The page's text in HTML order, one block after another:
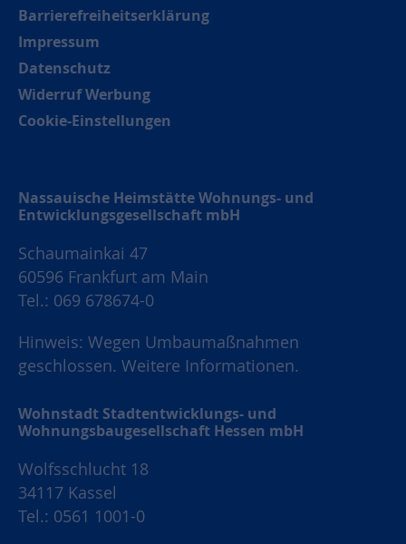
Barrierefreiheitserklärung
Impressum
Datenschutz
Widerruf Werbung
Cookie-Einstellungen
Nassauische Heimstätte Wohnungs- und
Entwicklungsgesellschaft mbH
Schaumainkai 47
60596 Frankfurt am Main
Tel.: 069 678674-0
Hinweis: Wegen Umbaumaßnahmen
geschlossen. Weitere Informationen.
Wohnstadt Stadtentwicklungs- und
Wohnungsbaugesellschaft Hessen mbH
Wolfsschlucht 18
34117 Kassel
Tel.: 0561 1001-0